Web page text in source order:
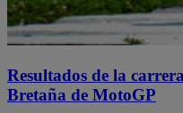
Resultados de la
Bretaña de MotoGP